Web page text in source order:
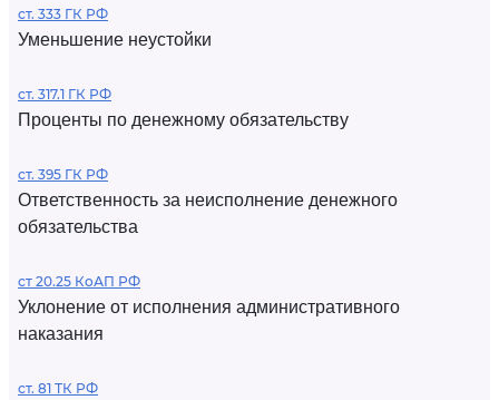
ст. 333 ГК РФ
Уменьшение неустойки
ст. 317.1 ГК РФ
Проценты по денежному обязательству
ст. 395 ГК РФ
Ответственность за неисполнение денежного
обязательства
ст 20.25 КоАП РФ
Уклонение от исполнения административного
наказания
ст. 81 ТК РФ